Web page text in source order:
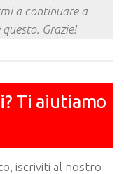
a continuare a
Grazie!
Ti aiutiamo
iscriviti al nostro